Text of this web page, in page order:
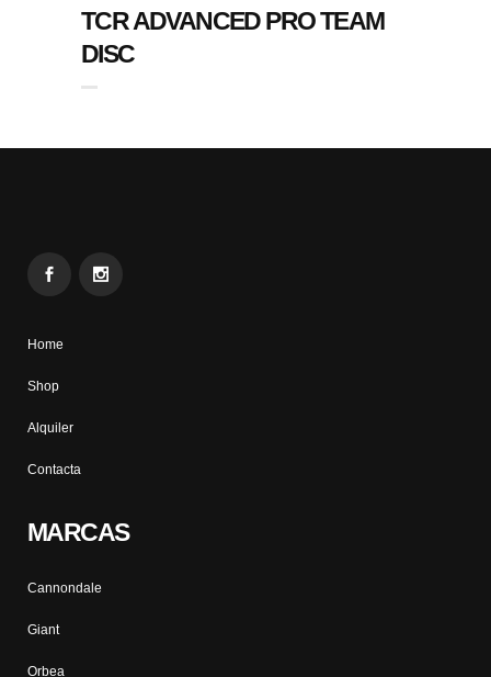
TCR ADVANCED PRO TEAM
DISC
Home
Shop
Alquiler
Contacta
MARCAS
Cannondale
Giant
Orbea